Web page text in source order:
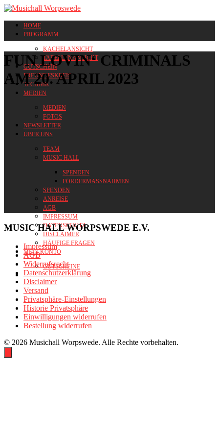
HOME
PROGRAMM
KACHELANSICHT
TABELLENANSICHT
GUTSCHEIN
FREUNDESKREIS
TECHNIK
MEDIEN
MEDIEN
FOTOS
NEWSLETTER
ÜBER UNS
TEAM
MUSIC HALL
SPENDEN
FÖRDERMASSNAHMEN
SPENDEN
ANREISE
AGB
IMPRESSUM
DATENSCHUTZ
DISCLAIMER
HÄUFIGE FRAGEN
MEIN KONTO
GUTSCHEINE
FUN LOVIN‘ CRIMINALS
AM 20. APRIL 2023
MUSIC HALL WORPSWEDE E.V.
Impressum
AGB
Widerrufsrecht
Datenschutzerklärung
Disclaimer
Versand
Privatsphäre-Einstellungen
Historie Privatsphäre
Einwilligungen widerrufen
Bestellung widerrufen
© 2026 Musichall Worpswede. Alle Rechte vorbehalten.